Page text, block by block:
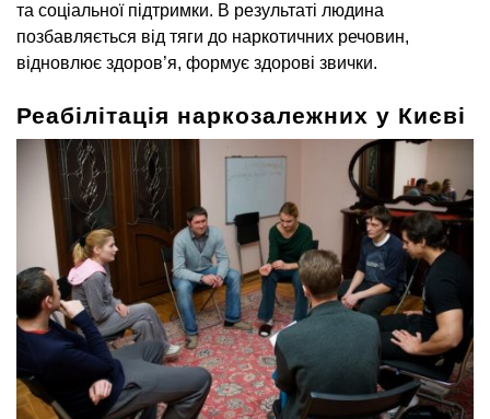
та соціальної підтримки. В результаті людина
позбавляється від тяги до наркотичних речовин,
відновлює здоров’я, формує здорові звички.
Реабілітація наркозалежних у Києві